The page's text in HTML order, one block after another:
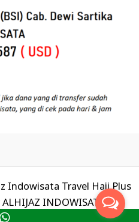
Indowisata Travel Haji Plus
ALHIJAZ INDOWISATA